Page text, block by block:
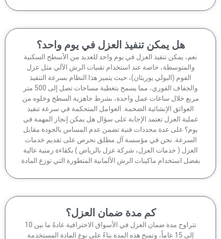
هل يمكن تنفيذ العزل في يوم واحد؟
يمكن تنفيذ العزل في يوم واحد للعديد من الأسطح السكنية
والمتوسطة، خاصة عند استخدام تقنيات الرش الآلي مثل عزل
الفوم (البولي يوريثان)، حيث يتميز هذا النظام بسرعة التنفيذ
والجفاف الفوري، مما يسمح بتغطية مساحات تصل إلى 500 متر
خلال ساعات عمل واحدة، بشرط جاهزية السطح وخلوه من
العوائق الإنشائية الضخمة. العوامل المتحكمة في سرعة تنفيذ
العزل تعتمد الإجابة على سؤال هل يمكن إنجاز المهمة في
على عدة محددات فنية تضمن عدم المساس بالجودة مقابل
نحن في مؤسسة آل مطلق نحرص على تقديم خدمات
( خدمات العزل، شركة عزل بالرياض ) بكفاءة زمنية عالية
استخدام ماكينات الرش الألمانية المتطورة التي توزع المادة
كم مدة ضمان العزل؟
تتراوح مدة ضمان العزل في الأسواق الاحترافية عادةً ما بين 10
إلى 15 عاماً، وتمنح هذه المدة بناءً على نوع المادة المستخدمة